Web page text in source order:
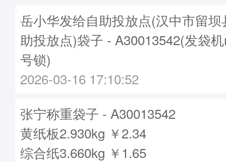
岳小华发给自助投放点(汉中市留
助投放点)袋子 - A30013542(发袋
号锁)
2026-03-16 17:10:52
张宁称重袋子 - A30013542
黄纸板2.930kg ￥2.34
综合纸3.660kg ￥1.65